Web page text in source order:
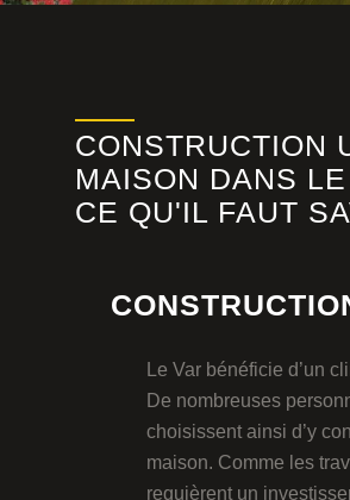
CONSTRUCTION
MAISON DANS
CE QU'IL FAUT
Le Var bénéficie d’un
De nombreuses
choisissent ainsi d’y
maison. Comme les
requièrent un